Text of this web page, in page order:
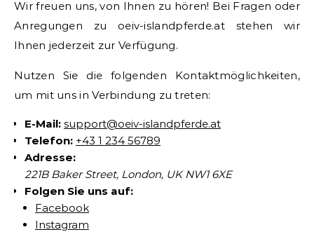
Wir freuen uns, von Ihnen zu hören! Bei Fragen oder
Anregungen zu oeiv-islandpferde.at stehen wir
Ihnen jederzeit zur Verfügung.
Nutzen Sie die folgenden Kontaktmöglichkeiten,
um mit uns in Verbindung zu treten:
E-Mail: support@oeiv-islandpferde.at
Telefon: +43 1 234 56789
Adresse:
221B Baker Street, London, UK NW1 6XE
Folgen Sie uns auf:
Facebook
Instagram